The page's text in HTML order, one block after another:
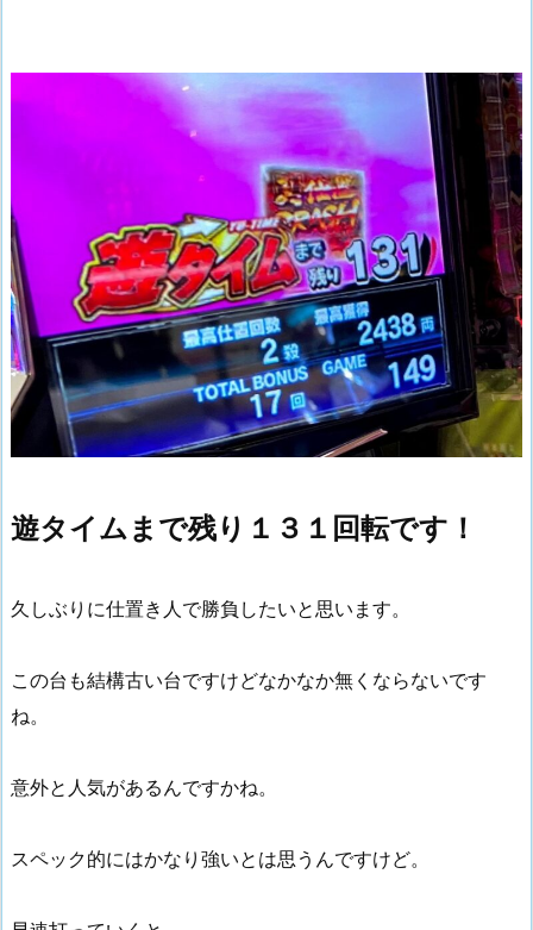
遊タイムまで残り１３１回転です！
久しぶりに仕置き人で勝負したいと思います。
この台も結構古い台ですけどなかなか無くならないです
ね。
意外と人気があるんですかね。
スペック的にはかなり強いとは思うんですけど。